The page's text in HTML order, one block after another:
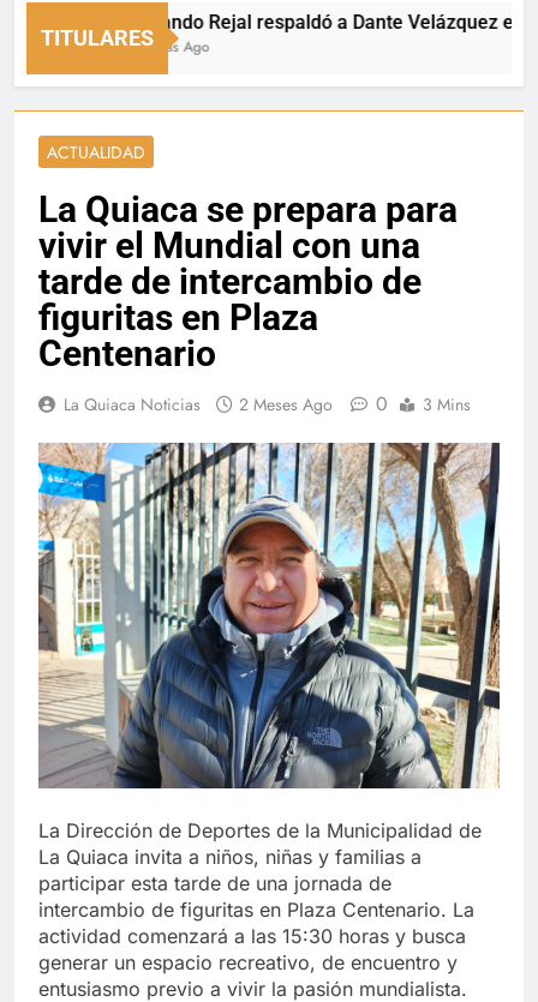
TITULARES
Fernando Rejal respaldó a Dante Velázquez en el
15 Horas Ago
ACTUALIDAD
La Quiaca se prepara para
vivir el Mundial con una
tarde de intercambio de
figuritas en Plaza
Centenario
La Quiaca Noticias 2 Meses Ago 0 3 Mins
La Dirección de Deportes de la Municipalidad de
La Quiaca invita a niños, niñas y familias a
participar esta tarde de una jornada de
intercambio de figuritas en Plaza Centenario. La
actividad comenzará a las 15:30 horas y busca
generar un espacio recreativo, de encuentro y
entusiasmo previo a vivir la pasión mundialista.